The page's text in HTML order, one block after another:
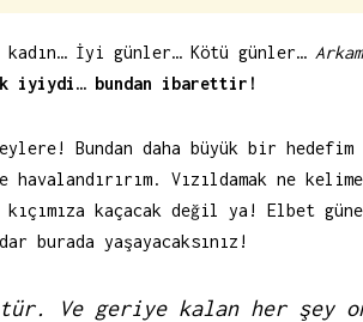
İyi günler… Kötü günler…
iyiydi… bundan ibarettir!
Bundan daha büyük bir
Vızıldamak ne
kaçacak değil ya! Elbet
burada yaşayacaksınız!
Ve geriye kalan her şey